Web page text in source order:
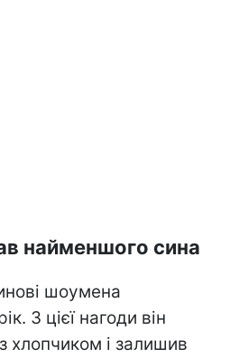
найменшого сина
шоумена
З цієї нагоди він
хлопчиком і залишив